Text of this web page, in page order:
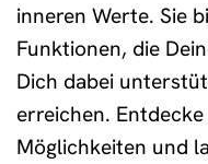
inneren Werte. Sie
Funktionen, die
Dich dabei
erreichen.
Möglichkeiten und